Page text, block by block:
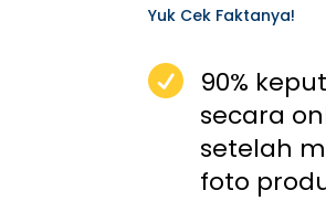
Yuk Cek Faktanya!
 90%
secara
setelah
foto